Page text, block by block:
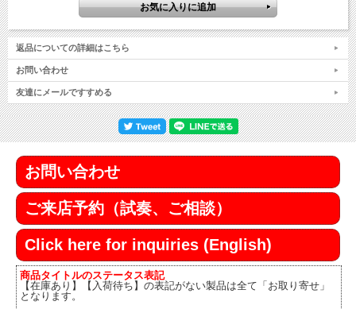
返品についての詳細はこちら
お問い合わせ
友達にメールですすめる
お問い合わせ
ご来店予約（試奏、ご相談）
Click here for inquiries (English)
商品タイトルのステータス表記
【在庫あり】【入荷待ち】の表記がない製品は全て「お取り寄せ」
となります。